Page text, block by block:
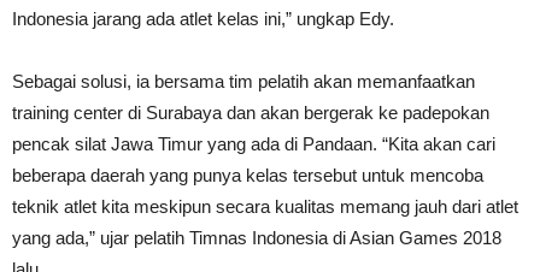
Indonesia jarang ada atlet kelas ini,” ungkap Edy.
Sebagai solusi, ia bersama tim pelatih akan memanfaatkan
training center di Surabaya dan akan bergerak ke padepokan
pencak silat Jawa Timur yang ada di Pandaan. “Kita akan cari
beberapa daerah yang punya kelas tersebut untuk mencoba
teknik atlet kita meskipun secara kualitas memang jauh dari atlet
yang ada,” ujar pelatih Timnas Indonesia di Asian Games 2018